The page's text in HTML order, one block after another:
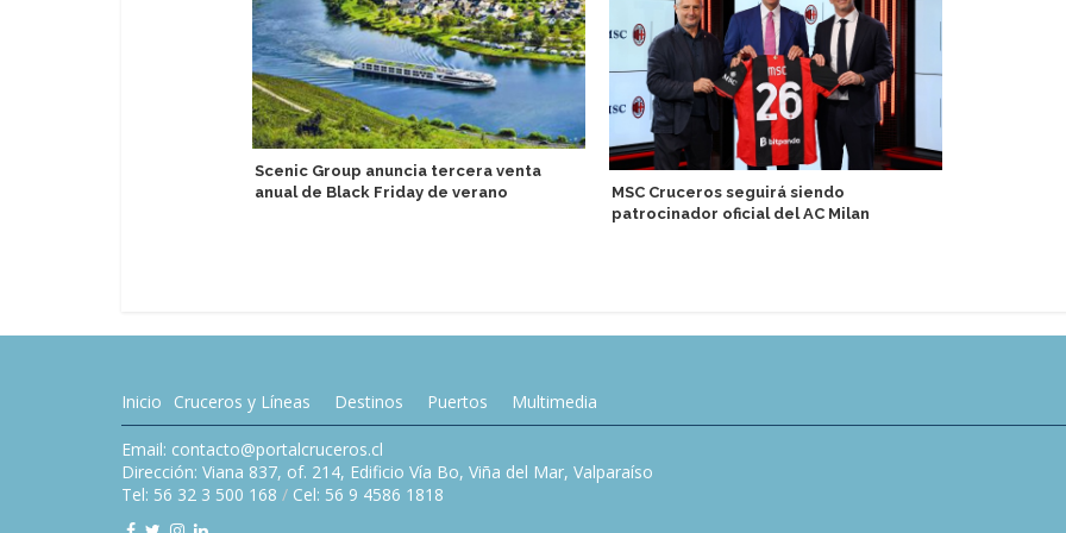
Scenic Group anuncia tercera venta
anual de Black Friday de verano
MSC Cruceros seguirá siendo
patrocinador oficial del AC Milan
Inicio Cruceros y Líneas Destinos Puertos Multimedia
Email: contacto@portalcruceros.cl
Dirección: Viana 837, of. 214, Edificio Vía Bo, Viña del Mar, Valparaíso
Tel: 56 32 3 500 168 / Cel: 56 9 4586 1818